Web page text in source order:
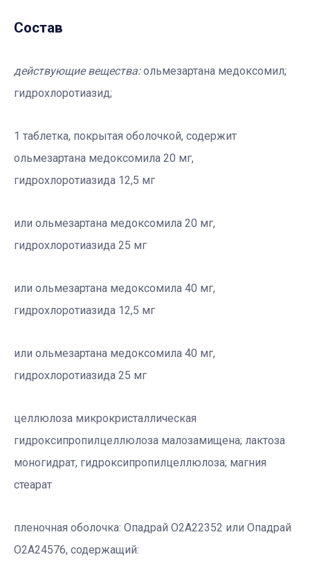
Состав
действующие вещества:ольмезартана медоксомил;
гидрохлоротиазид;
1 таблетка, покрытая оболочкой, содержит
ольмезартана медоксомила 20 мг,
гидрохлоротиазида 12,5 мг
или ольмезартана медоксомила 20 мг,
гидрохлоротиазида 25 мг
или ольмезартана медоксомила 40 мг,
гидрохлоротиазида 12,5 мг
или ольмезартана медоксомила 40 мг,
гидрохлоротиазида 25 мг
целлюлоза микрокристаллическая
гидроксипропилцеллюлоза малозамищена; лактоза
моногидрат, гидроксипропилцеллюлоза; магния
стеарат
пленочная оболочка: Опадрай О2А22352 или Опадрай
О2А24576, содержащий: